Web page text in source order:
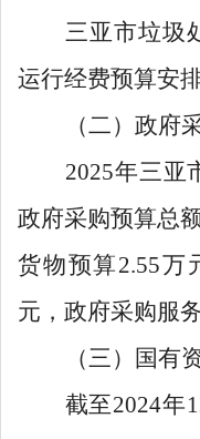
三亚市垃圾
运行经费预算安排
（二）政府
2025年三亚
政府采购预算总
货物预算2.55万
元，政府采购服
（三）国有
截至2024年